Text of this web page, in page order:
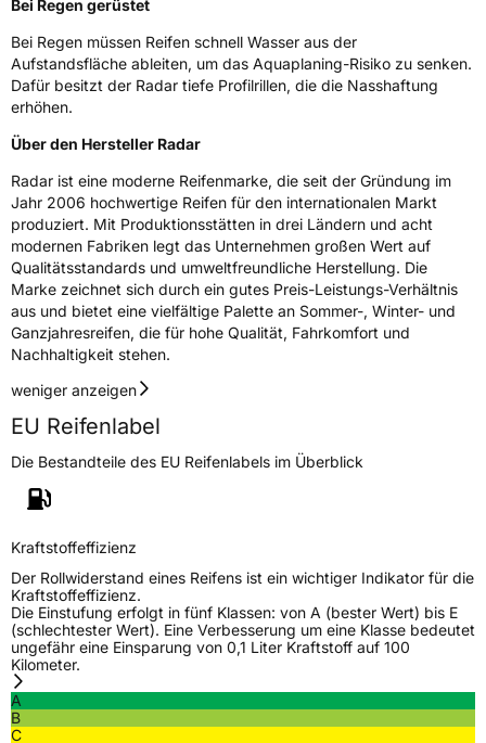
EU Label
Effizienz
Rollgeräusch (Klasse)B
Rollgeräusch (dB) 73
FahrzeugklasseC1
3PMSF / Schneeflockensymbol / Alpine-Symbol
EPREL ID593223
Allgemeine Produktsicherheit (GPSR)
Herstellerkontakt
Verantwortliche
in der EU
Veneesh Pillai, 4 SHENTON WAY #08-02 SGX
CENTRE 2 SINGAPORE 068807,
veneeshpillai@omni-united.com,
+6584688270
Bei Regen gerüstet
Bei Regen müssen Reifen schnell Wasser aus der
Aufstandsfläche ableiten, um das Aquaplaning-Risiko zu senken.
Dafür besitzt der Radar tiefe Profilrillen, die die Nasshaftung
erhöhen.
Über den Hersteller Radar
Radar ist eine moderne Reifenmarke, die seit der Gründung im
Jahr 2006 hochwertige Reifen für den internationalen Markt
produziert. Mit Produktionsstätten in drei Ländern und acht
modernen Fabriken legt das Unternehmen großen Wert auf
Qualitätsstandards und umweltfreundliche Herstellung. Die
Marke zeichnet sich durch ein gutes Preis-Leistungs-Verhältnis
aus und bietet eine vielfältige Palette an Sommer-, Winter- und
Ganzjahresreifen, die für hohe Qualität, Fahrkomfort und
Nachhaltigkeit stehen.
weniger anzeigen
EU Reifenlabel
Die Bestandteile des EU Reifenlabels im Überblick
Kraftstoffeffizienz
Der Rollwiderstand eines Reifens ist ein wichtiger Indikator für die
Kraftstoffeffizienz.
Die Einstufung erfolgt in fünf Klassen: von A (bester Wert) bis E
(schlechtester Wert). Eine Verbesserung um eine Klasse bedeutet
ungefähr eine Einsparung von 0,1 Liter Kraftstoff auf 100
Kilometer.
A
B
C